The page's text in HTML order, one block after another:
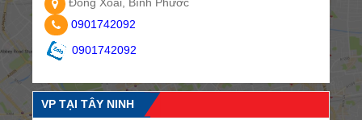
Đồng Xoài, Bình Phước
0901742092
0901742092
VP TẠI TÂY NINH